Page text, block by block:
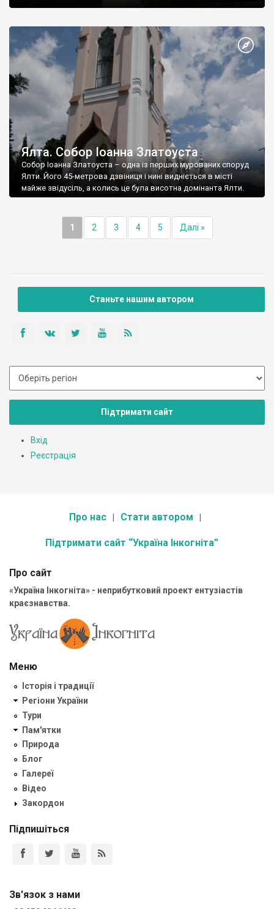
Ялта. Собор Іоанна Златоуста
Собор Іоанна Златоуста – одна із перших мурованих споруд
Ялти. Його 45-метрова дзвіниця і нині видніється в місті
майже звідусіль, а колись це була висотна домінанта Ялти.
1 2 3 4 5 Далі »
Станьте нашим автором
Підтримати сайт
Вхід
Реєстрація
Про нас Стати автором
Підтримати сайт “Україна Інкогніта”
Про сайт
«Україна Інкогніта» - неприбутковий проект ентузіастів
краєзнавства.
Меню
Історія і традиції
Регіони України
Тури
Пам'ятки
Природа
Блог
Галереї
Відео
Закордон
Підпишіться
Зв'язок з нами